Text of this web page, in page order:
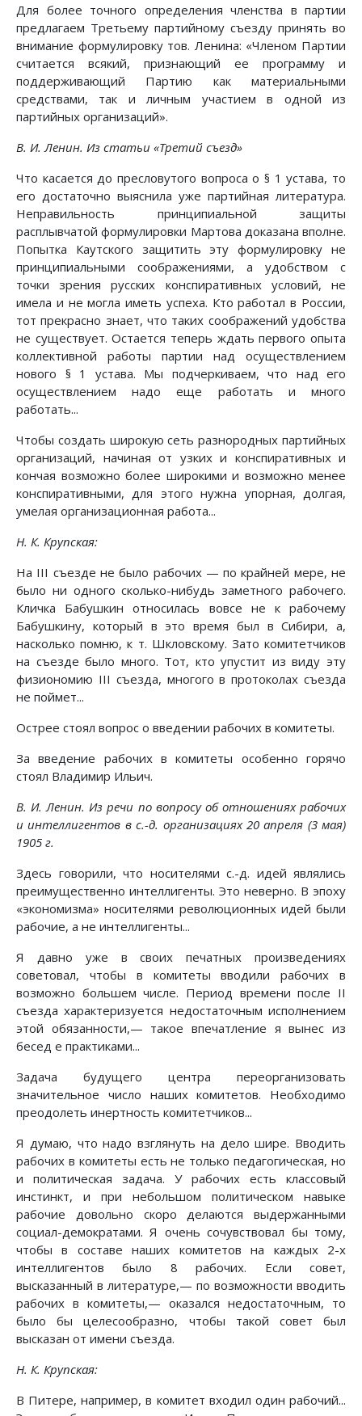
Для более точного определения членства в партии
предлагаем Третьему партийному съезду принять во
внимание формулировку тов. Ленина: «Членом Партии
считается всякий, признающий ее программу и
поддерживающий Партию как материальными
средствами, так и личным участием в одной из
партийных организаций».
В. И. Ленин. Из статьи «Третий съезд»
Что касается до пресловутого вопроса о § 1 устава, то
его достаточно выяснила уже партийная литература.
Неправильность принципиальной защиты
расплывчатой формулировки Мартова доказана вполне.
Попытка Каутского защитить эту формулировку не
принципиальными соображениями, а удобством с
точки зрения русских конспиративных условий, не
имела и не могла иметь успеха. Кто работал в России,
тот прекрасно знает, что таких соображений удобства
не существует. Остается теперь ждать первого опыта
коллективной работы партии над осуществлением
нового § 1 устава. Мы подчеркиваем, что над его
осуществлением надо еще работать и много
работать...
Чтобы создать широкую сеть разнородных партийных
организаций, начиная от узких и конспиративных и
кончая возможно более широкими и возможно менее
конспиративными, для этого нужна упорная, долгая,
умелая организационная работа...
Н. К. Крупская:
На III съезде не было рабочих — по крайней мере, не
было ни одного сколько-нибудь заметного рабочего.
Кличка Бабушкин относилась вовсе не к рабочему
Бабушкину, который в это время был в Сибири, а,
насколько помню, к т. Шкловскому. Зато комитетчиков
на съезде было много. Тот, кто упустит из виду эту
физиономию III съезда, многого в протоколах съезда
не поймет...
Острее стоял вопрос о введении рабочих в комитеты.
За введение рабочих в комитеты особенно горячо
стоял Владимир Ильич.
В. И. Ленин. Из речи по вопросу об отношениях рабочих
и интеллигентов в с.-д. организациях 20 апреля (3 мая)
1905 г.
Здесь говорили, что носителями с.-д. идей являлись
преимущественно интеллигенты. Это неверно. В эпоху
«экономизма» носителями революционных идей были
рабочие, а не интеллигенты...
Я давно уже в своих печатных произведениях
советовал, чтобы в комитеты вводили рабочих в
возможно большем числе. Период времени после II
съезда характеризуется недостаточным исполнением
этой обязанности,— такое впечатление я вынес из
бесед е практиками...
Задача будущего центра переорганизовать
значительное число наших комитетов. Необходимо
преодолеть инертность комитетчиков...
Я думаю, что надо взглянуть на дело шире. Вводить
рабочих в комитеты есть не только педагогическая, но
и политическая задача. У рабочих есть классовый
инстинкт, и при небольшом политическом навыке
рабочие довольно скоро делаются выдержанными
социал-демократами. Я очень сочувствовал бы тому,
чтобы в составе наших комитетов на каждых 2-х
интеллигентов было 8 рабочих. Если совет,
высказанный в литературе,— по возможности вводить
рабочих в комитеты,— оказался недостаточным, то
было бы целесообразно, чтобы такой совет был
высказан от имени съезда.
Н. К. Крупская:
В Питере, например, в комитет входил один рабочий...